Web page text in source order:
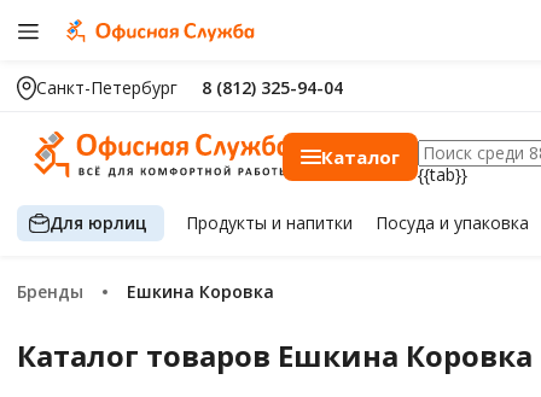
Санкт-Петербург 8 (812) 325-94-04
Каталог
{{tab}}
Для юрлиц Продуктыи напитки Посуда и упаковка
Бренды Ешкина Коровка
Каталог товаров Ешкина Коровка